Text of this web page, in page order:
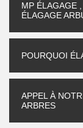
MP ÉLAGAGE
ÉLAGAGE
POURQUOI
APPEL À
ARBRES